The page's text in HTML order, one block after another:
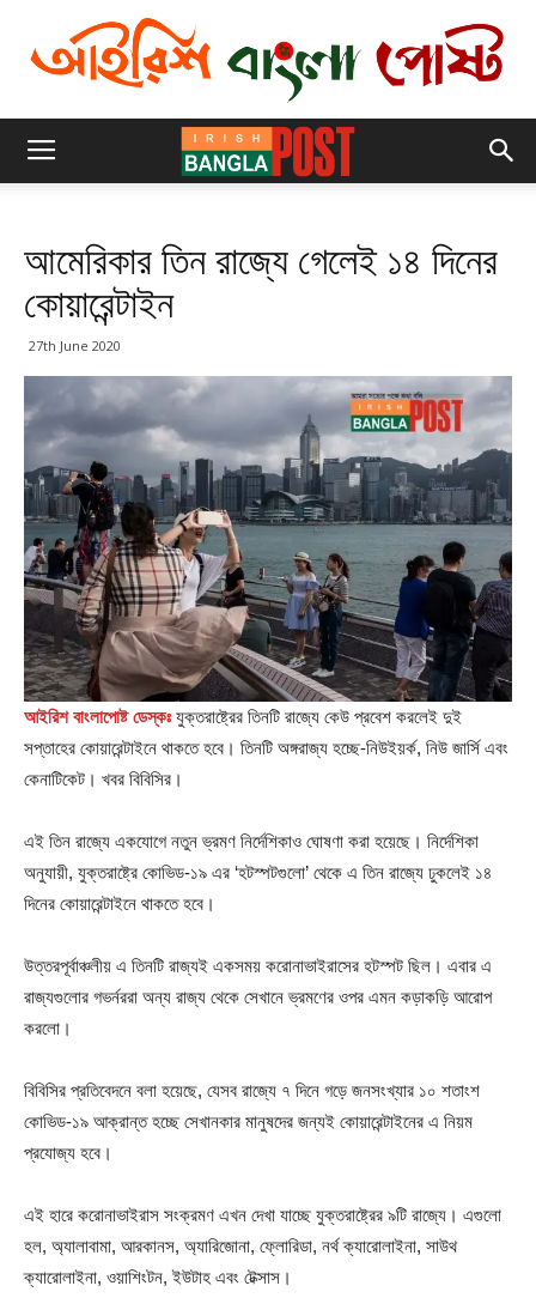
আমেরিকার তিন রাজ্যে গেলেই ১৪ দিনের
কোয়ারেন্টাইন
27th June 2020
আইরিশ বাংলাপোষ্ট ডেস্কঃ যুক্তরাষ্ট্রের তিনটি রাজ্যে কেউ প্রবেশ করলেই দুই
সপ্তাহের কোয়ারেন্টাইনে থাকতে হবে। তিনটি অঙ্গরাজ্য হচ্ছে-নিউইয়র্ক, নিউ জার্সি এবং
কেনাটিকেট। খবর বিবিসির।
এই তিন রাজ্যে একযোগে নতুন ভ্রমণ নির্দেশিকাও ঘোষণা করা হয়েছে। নির্দেশিকা
অনুযায়ী, যুক্তরাষ্ট্রে কোভিড-১৯ এর ‘হটস্পটগুলো’ থেকে এ তিন রাজ্যে ঢুকলেই ১৪
দিনের কোয়ারেন্টাইনে থাকতে হবে।
উত্তরপূর্বাঞ্চলীয় এ তিনটি রাজ্যই একসময় করোনাভাইরাসের হটস্পট ছিল। এবার এ
রাজ্যগুলোর গভর্নররা অন্য রাজ্য থেকে সেখানে ভ্রমণের ওপর এমন কড়াকড়ি আরোপ
করলো।
বিবিসির প্রতিবেদনে বলা হয়েছে, যেসব রাজ্যে ৭ দিনে গড়ে জনসংখ্যার ১০ শতাংশ
কোভিড-১৯ আক্রান্ত হচ্ছে সেখানকার মানুষদের জন্যই কোয়ারেন্টাইনের এ নিয়ম
প্রযোজ্য হবে।
এই হারে করোনাভাইরাস সংক্রমণ এখন দেখা যাচ্ছে যুক্তরাষ্ট্রের ৯টি রাজ্যে। এগুলো
হল, অ্যালাবামা, আরকানস, অ্যারিজোনা, ফ্লোরিডা, নর্থ ক্যারোলাইনা, সাউথ
ক্যারোলাইনা, ওয়াশিংটন, ইউটাহ এবং টেক্সাস।